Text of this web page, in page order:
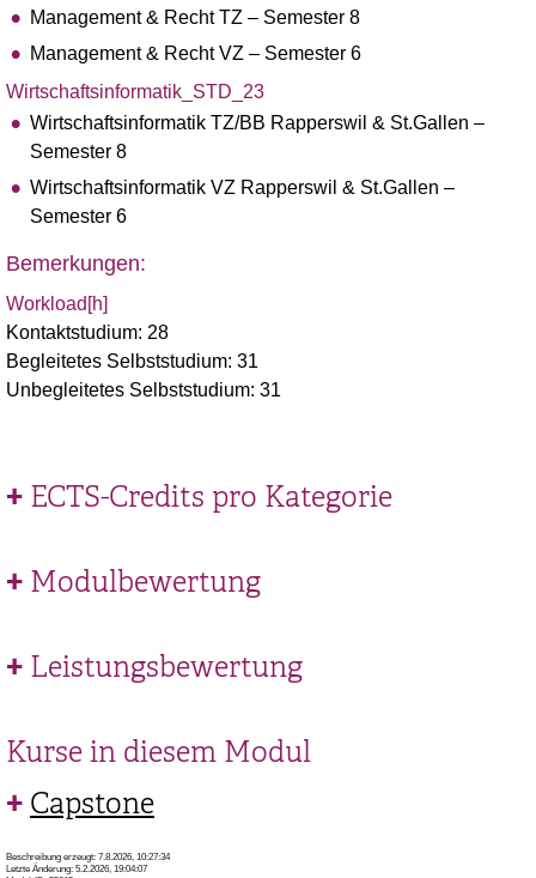
Management & Recht TZ – Semester 8
Management & Recht VZ – Semester 6
Wirtschaftsinformatik_STD_23
Wirtschaftsinformatik TZ/BB Rapperswil & St.Gallen –
Semester 8
Wirtschaftsinformatik VZ Rapperswil & St.Gallen –
Semester 6
Bemerkungen:
Workload[h]
Kontaktstudium: 28
Begleitetes Selbststudium: 31
Unbegleitetes Selbststudium: 31
ECTS-Credits pro Kategorie
Modulbewertung
Leistungsbewertung
Kurse in diesem Modul
Capstone
Beschreibung erzeugt: 7.8.2026, 10:27:34
Letzte Änderung: 5.2.2026, 19:04:07